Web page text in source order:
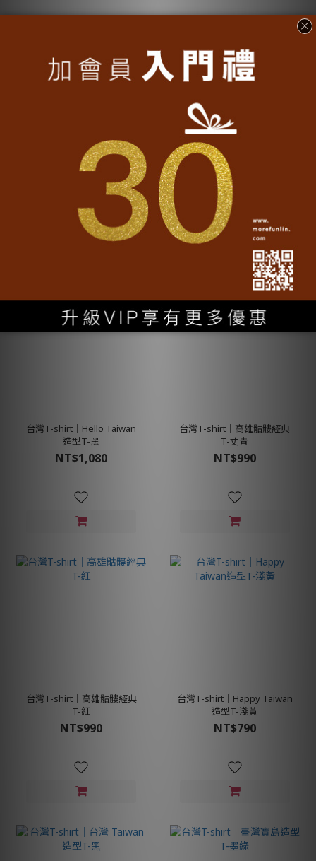
台灣T-shirt│數字台灣復古
T-黑
NT$1,080
台灣T-shirt│Hello Taiwan
造型T-軍綠
NT$1,080
台灣T-shirt│Hello Taiwan
造型T-黑
NT$1,080
台灣T-shirt│高雄骷髏經典
T-丈青
NT$990
台灣T-shirt│高雄骷髏經典
T-紅
NT$990
台灣T-shirt│Happy Taiwan
造型T-淺黃
NT$790